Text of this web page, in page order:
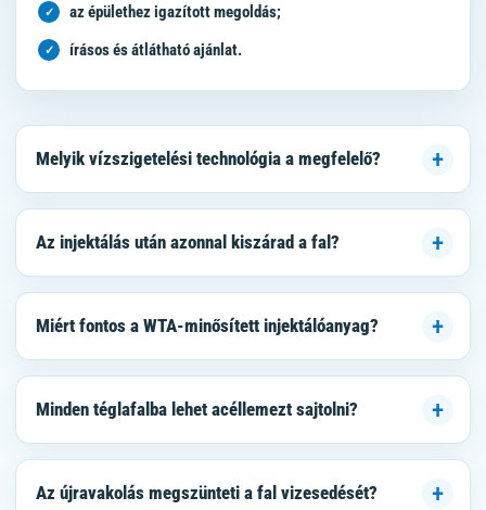
az épülethez igazított megoldás;
írásos és átlátható ajánlat.
Melyik vízszigetelési technológia a megfelelő?
Az injektálás után azonnal kiszárad a fal?
Miért fontos a WTA-minősített injektálóanyag?
Minden téglafalba lehet acéllemezt sajtolni?
Az újravakolás megszünteti a fal vizesedését?